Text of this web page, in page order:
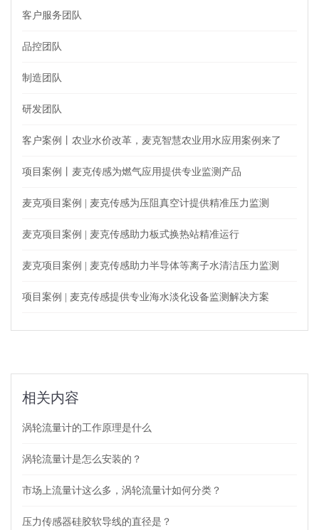
客户服务团队
品控团队
制造团队
研发团队
客户案例丨农业水价改革，麦克智慧农业用水应用案例来了
项目案例丨麦克传感为燃气应用提供专业监测产品
麦克项目案例 | 麦克传感为压阻真空计提供精准压力监测
麦克项目案例 | 麦克传感助力板式换热站精准运行
麦克项目案例 | 麦克传感助力半导体等离子水清洁压力监测
项目案例 | 麦克传感提供专业海水淡化设备监测解决方案
相关内容
涡轮流量计的工作原理是什么
涡轮流量计是怎么安装的？
市场上流量计这么多，涡轮流量计如何分类？
压力传感器硅胶软导线的直径是？